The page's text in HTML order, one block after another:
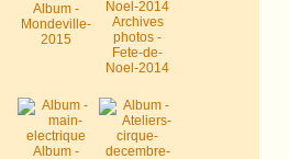
Album -
Mondeville-
2015
Archives
photos -
Fete-de-
Noel-2014
Album -